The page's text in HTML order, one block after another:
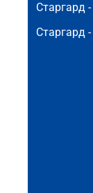
Старгард -
Старгард -